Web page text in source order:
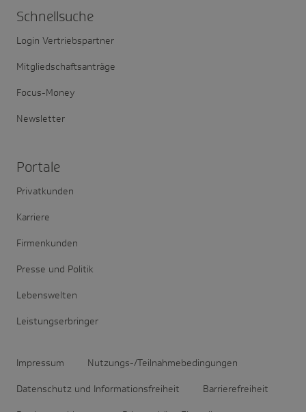
Schnell­suche
Login Vertriebspartner
Mitgliedschaftsanträge
Focus-Money
Newsletter
Portale
Privatkunden
Karriere
Firmenkunden
Presse und Politik
Lebenswelten
Leistungserbringer
Impressum Nutzungs-/Teilnahmebedingungen
Datenschutz und Informationsfreiheit Barrierefreiheit